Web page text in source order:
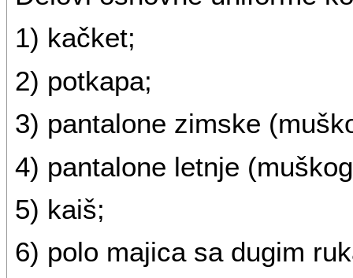
1) kačket;
2) potkapa;
3) pantalone zimske
4) pantalone letnje
5) kaiš;
6) polo majica sa dugim